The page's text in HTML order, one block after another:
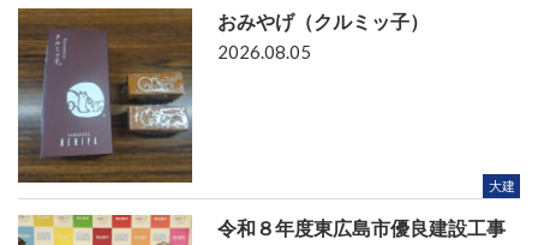
おみやげ（クルミッ子）
大建
2026.08.05
令和８年度東広島市優良建設工事